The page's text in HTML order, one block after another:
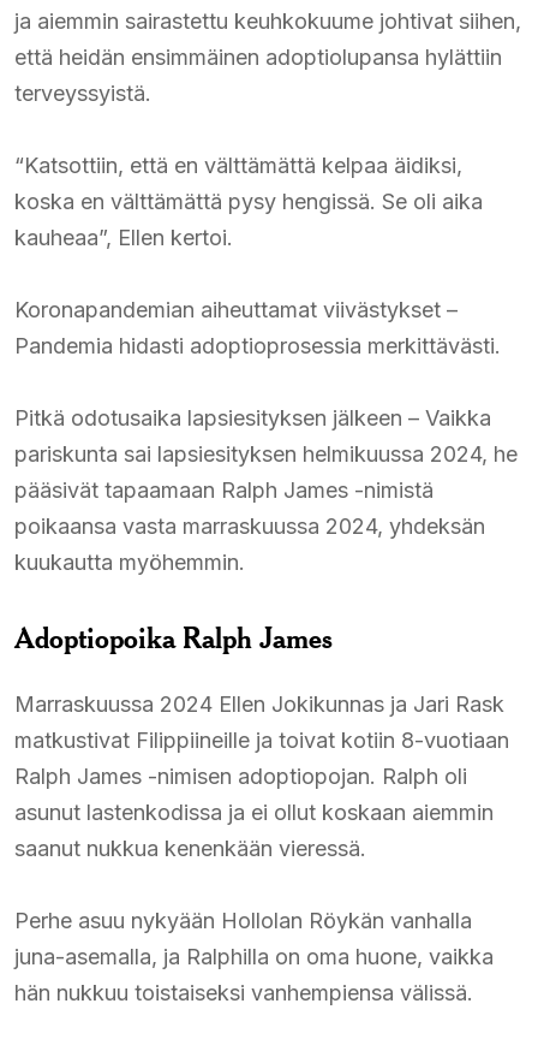
ja aiemmin sairastettu keuhkokuume johtivat siihen,
että heidän ensimmäinen adoptiolupansa hylättiin
terveyssyistä.​
“Katsottiin, että en välttämättä kelpaa äidiksi,
koska en välttämättä pysy hengissä. Se oli aika
kauheaa”, Ellen kertoi.​
Koronapandemian aiheuttamat viivästykset –
Pandemia hidasti adoptioprosessia merkittävästi.​
Pitkä odotusaika lapsiesityksen jälkeen – Vaikka
pariskunta sai lapsiesityksen helmikuussa 2024, he
pääsivät tapaamaan Ralph James -nimistä
poikaansa vasta marraskuussa 2024, yhdeksän
kuukautta myöhemmin.​
Adoptiopoika Ralph James
Marraskuussa 2024 Ellen Jokikunnas ja Jari Rask
matkustivat Filippiineille ja toivat kotiin 8-vuotiaan
Ralph James -nimisen adoptiopojan. Ralph oli
asunut lastenkodissa ja ei ollut koskaan aiemmin
saanut nukkua kenenkään vieressä.​
Perhe asuu nykyään Hollolan Röykän vanhalla
juna-asemalla, ja Ralphilla on oma huone, vaikka
hän nukkuu toistaiseksi vanhempiensa välissä.​